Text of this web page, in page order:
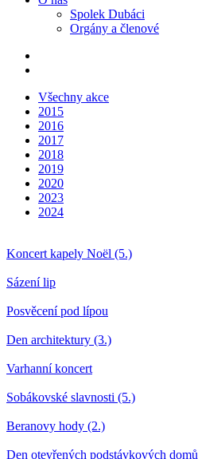
Spolek Dubáci
Orgány a členové
Všechny akce
2015
2016
2017
2018
2019
2020
2023
2024
Koncert kapely Noël (5.)
Sázení lip
Posvěcení pod lípou
Den architektury (3.)
Varhanní koncert
Sobákovské slavnosti (5.)
Beranovy hody (2.)
Den otevřených podstávkových domů